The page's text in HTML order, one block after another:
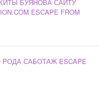
БУЯНОВА САЙТУ
ESCAPE FROM
САБОТАЖ ESCAPE